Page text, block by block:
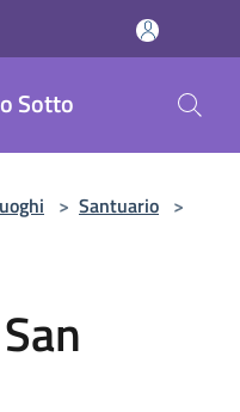
Sotto
> Santuario >